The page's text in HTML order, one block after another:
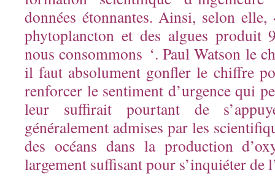
données étonnantes. Ainsi, selon
phytoplancton et des algues produit
nous consommons ‘. Paul Watson le
il faut absolument gonfler le chiffre
renforcer le sentiment d’urgence qui
leur suffirait pourtant de
généralement admises par les
des océans dans la production
largement suffisant pour s’inquiéter de